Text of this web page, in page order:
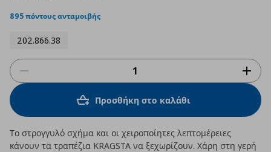
rating
895 πόντους ανταμοιβής
202.866.38
Προσθήκη στο καλάθι
Το στρογγυλό σχήμα και οι χειροποίητες λεπτομέρειες
κάνουν τα τραπέζια KRAGSTA να ξεχωρίζουν. Χάρη στη γερή